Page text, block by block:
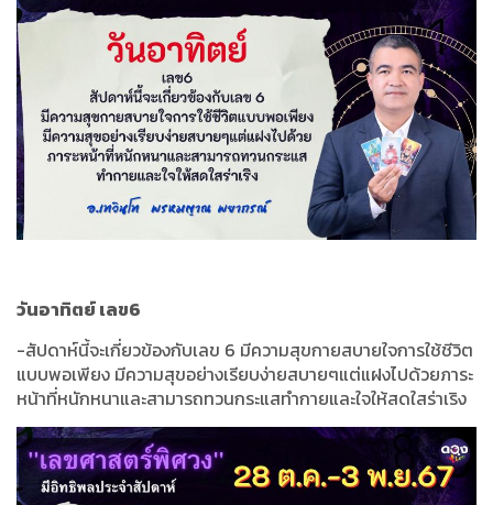
วันอาทิตย์ เลข6
-สัปดาห์นี้จะเกี่ยวข้องกับเลข 6 มีความสุขกายสบายใจการใช้ชีวิต
แบบพอเพียง มีความสุขอย่างเรียบง่ายสบายๆแต่แฝงไปด้วยภาระ
หน้าที่หนักหนาและสามารถทวนกระแสทำกายและใจให้สดใสร่าเริง